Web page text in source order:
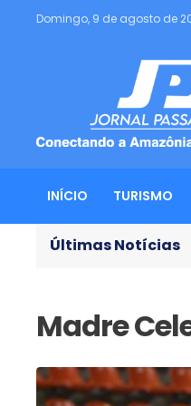
Domingo, 9 de agosto de
INÍCIO TURISMO
Últimas Notícias
onde história, poesia e